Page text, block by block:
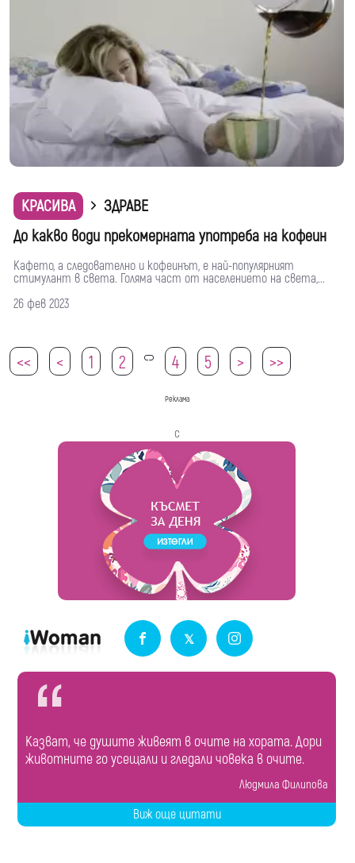
КРАСИВА
ЗДРАВЕ
До какво води прекомерната употреба на кофеин
Кафето, а следователно и кофеинът, е най-популярният
стимулант в света. Голяма част от населението на света,...
26 фев 2023
<< < 1 2 3 4 5 > >>
Реклама
с
Казват, че душите живеят в очите на хората. Дори
животните го усещали и гледали човека в очите.
Людмила Филипова
Виж още цитати